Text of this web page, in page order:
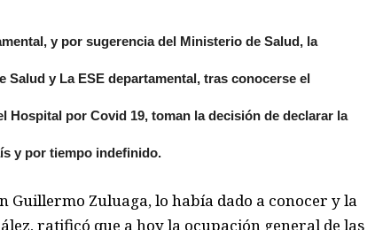
y por sugerencia del Ministerio de Salud, la
Salud y La ESE departamental, tras conocerse el
Hospital por Covid 19, toman la decisión de declarar la
y por tiempo indefinido.
Guillermo Zuluaga, lo había dado a conocer y la
ratificó que a hoy la ocupación general de las